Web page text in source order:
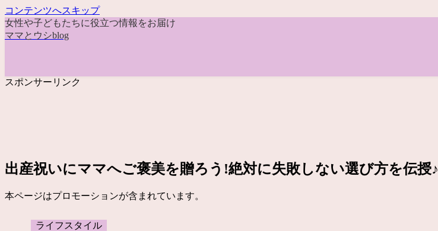
コンテンツへスキップ
女性や子どもたちに役立つ情報をお届け
ママとウシblog
スポンサーリンク
出産祝いにママへご褒美を贈ろう!絶対に失敗しない選び方を伝授♪
本ページはプロモーションが含まれています。
ライフスタイル